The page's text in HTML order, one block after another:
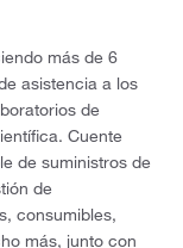
más de 6
asistencia a los
de
Cuente
de suministros de
de
consumibles,
más, junto con